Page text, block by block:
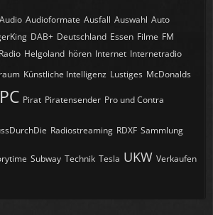
Audio Audioformate Ausfall Auswahl Auto
DAB+ Deutschland Essen Filme FM
Helgoland hören Internet Internetradio
Künstliche Intelligenz Lustiges McDonalds
PC Pirat Piratensender Pro und Contra
Radiostreaming RDXF Sammlung
Subway Technik Tesla UKW Verkaufen